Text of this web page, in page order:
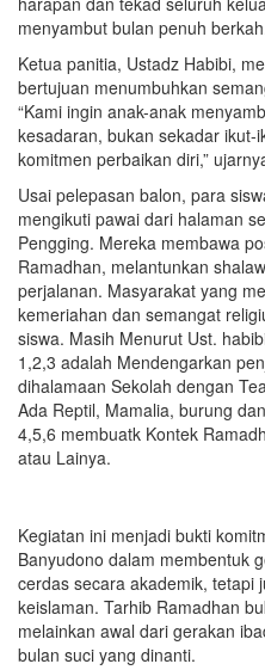
menyambut bulan penuh
Ketua panitia, Ustadz Habibi,
bertujuan menumbuhkan
“Kami ingin anak-anak
kesadaran, bukan sekadar
komitmen perbaikan diri,”
Usai pelepasan balon, para
mengikuti pawai dari halaman
Pengging. Mereka membawa
Ramadhan, melantunkan
perjalanan. Masyarakat yang
kemeriahan dan semangat
siswa. Masih Menurut Ust.
1,2,3 adalah Mendengarkan
dihalamaan Sekolah dengan
Ada Reptil, Mamalia, burung
4,5,6 membuatk Kontek
atau Lainya.
Kegiatan ini menjadi bukti
Banyudono dalam membentuk
cerdas secara akademik, tetapi
keislaman. Tarhib Ramadhan
melainkan awal dari gerakan
bulan suci yang dinanti.